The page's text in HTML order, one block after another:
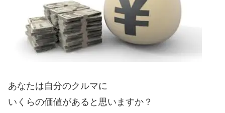
あなたは自分のクルマに
いくらの価値があると思いますか？